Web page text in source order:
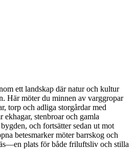
ett landskap där natur och kultur
Här möter du minnen av varggropar
torp och adliga storgårdar med
ekhagar, stenbroar och gamla
och fortsätter sedan ut mot
betesmarker möter barrskog och
plats för både friluftsliv och stilla